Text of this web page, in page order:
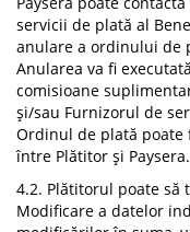
servicii de plată al
anulare a ordinului de
Anularea va fi
comisioane
și/sau Furnizorul de
Ordinul de plată
între Plătitor și Paysera.
4.2. Plătitorul poate să
Modificare a datelor